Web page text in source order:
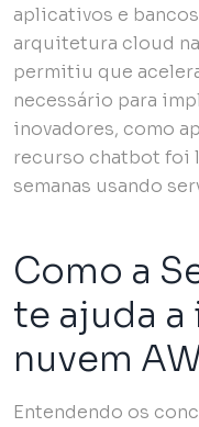
aplicativos e
arquitetura cloud
permitiu que
necessário para
inovadores, como
recurso chatbot foi
semanas usando
Como a
te ajuda a
nuvem
Entendendo os